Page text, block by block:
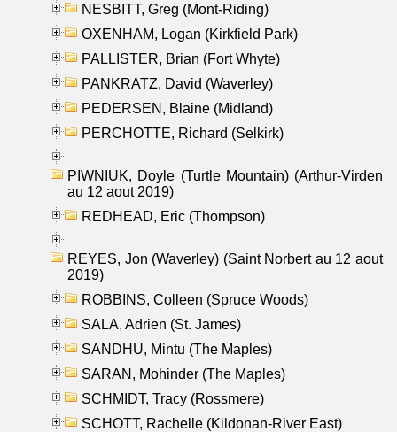
NESBITT, Greg (Mont-Riding)
OXENHAM, Logan (Kirkfield Park)
PALLISTER, Brian (Fort Whyte)
PANKRATZ, David (Waverley)
PEDERSEN, Blaine (Midland)
PERCHOTTE, Richard (Selkirk)
PIWNIUK, Doyle (Turtle Mountain) (Arthur-Virden
au 12 aout 2019)
REDHEAD, Eric (Thompson)
REYES, Jon (Waverley) (Saint Norbert au 12 aout
2019)
ROBBINS, Colleen (Spruce Woods)
SALA, Adrien (St. James)
SANDHU, Mintu (The Maples)
SARAN, Mohinder (The Maples)
SCHMIDT, Tracy (Rossmere)
SCHOTT, Rachelle (Kildonan-River East)